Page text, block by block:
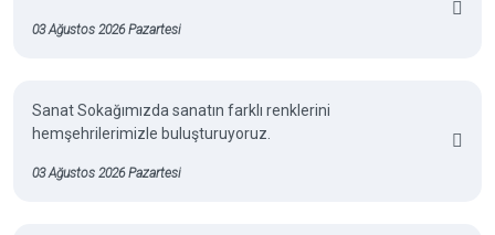
03 Ağustos 2026 Pazartesi
Sanat Sokağımızda sanatın farklı renklerini
hemşehrilerimizle buluşturuyoruz.
03 Ağustos 2026 Pazartesi